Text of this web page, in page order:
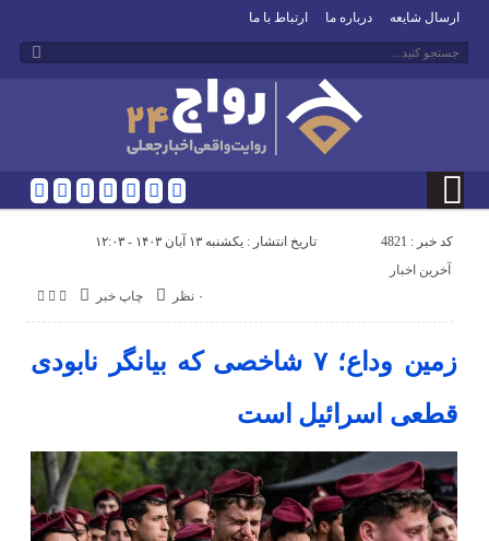
ارسال شایعه درباره ما ارتباط با ما
کد خبر : 4821 تاریخ انتشار : یکشنبه ۱۳ آبان ۱۴۰۳ - ۱۲:۰۳
چاپ خبر ۰ نظر
آخرین اخبار
زمین وداع؛ ۷ شاخصی که بیانگر نابودی
قطعی اسرائیل است